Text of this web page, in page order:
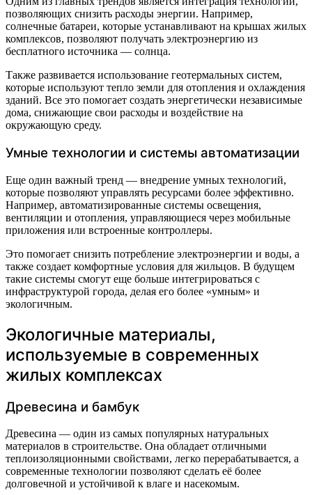
позволяющих снизить расходы энергии. Например,
солнечные батареи, которые устанавливают на крышах жилых
комплексов, позволяют получать электроэнергию из
бесплатного источника — солнца.
Также развивается использование геотермальных систем,
которые используют тепло земли для отопления и охлаждения
зданий. Все это помогает создать энергетически независимые
дома, снижающие свои расходы и воздействие на
окружающую среду.
Умные технологии и системы автоматизации
Еще один важный тренд — внедрение умных технологий,
которые позволяют управлять ресурсами более эффективно.
Например, автоматизированные системы освещения,
вентиляции и отопления, управляющиеся через мобильные
приложения или встроенные контроллеры.
Это помогает снизить потребление электроэнергии и воды, а
также создает комфортные условия для жильцов. В будущем
такие системы смогут еще больше интегрироваться с
инфраструктурой города, делая его более «умным» и
экологичным.
Экологичные материалы,
используемые в современных
жилых комплексах
Древесина и бамбук
Древесина — один из самых популярных натуральных
материалов в строительстве. Она обладает отличными
теплоизоляционными свойствами, легко перерабатывается, а
современные технологии позволяют сделать её более
долговечной и устойчивой к влаге и насекомым.